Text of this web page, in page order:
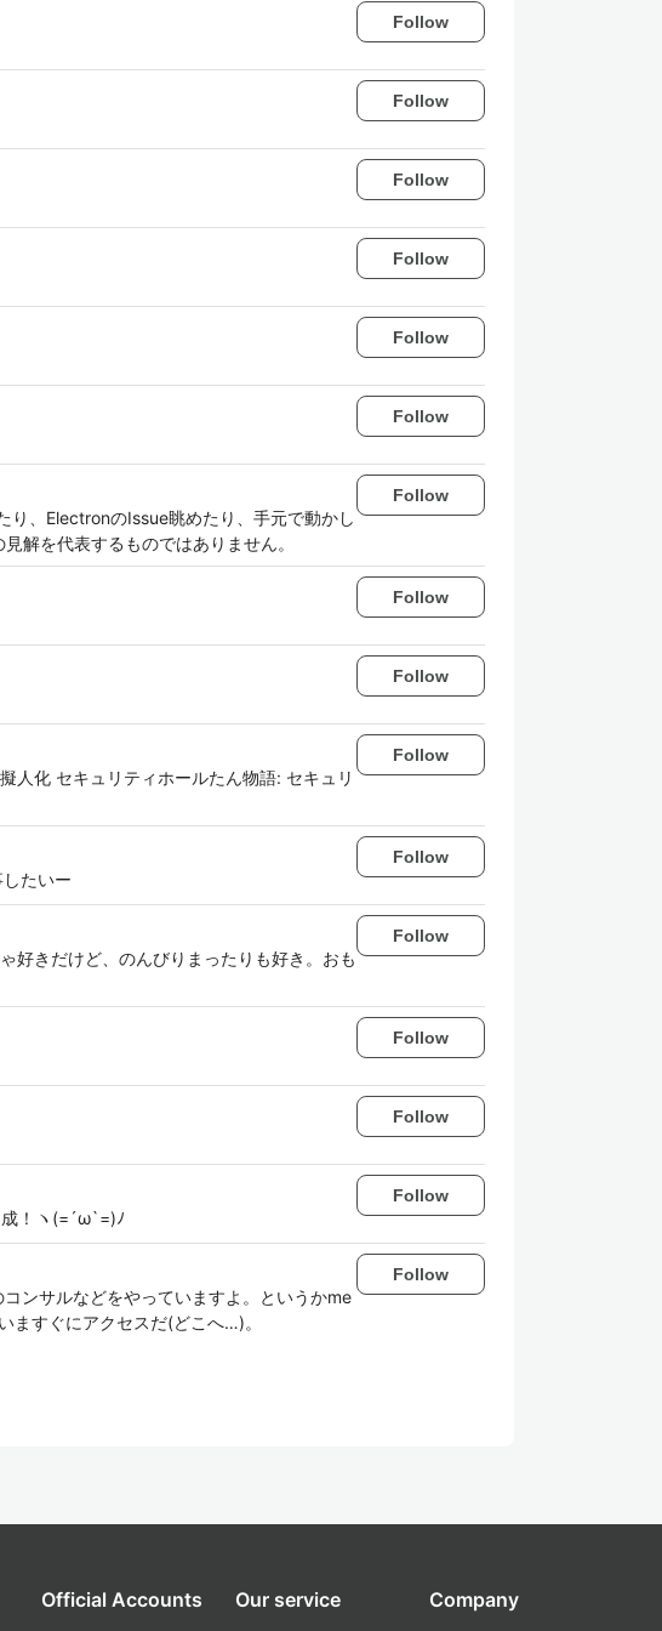
Follow
Follow
Follow
Follow
Follow
Follow
、ElectronのIssue眺めたり、手元で動かし
解を代表するものではありません。
Follow
Follow
Follow
化 セキュリティホールたん物語: セキュリ
Follow
たいー
Follow
好きだけど、のんびりまったりも好き。おも
Follow
Follow
Follow
！ヽ(=´ω`=)ﾉ
Follow
ンサルなどをやっていますよ。というかme
ますぐにアクセスだ(どこへ…)。
Follow
Official Accounts Our service Company